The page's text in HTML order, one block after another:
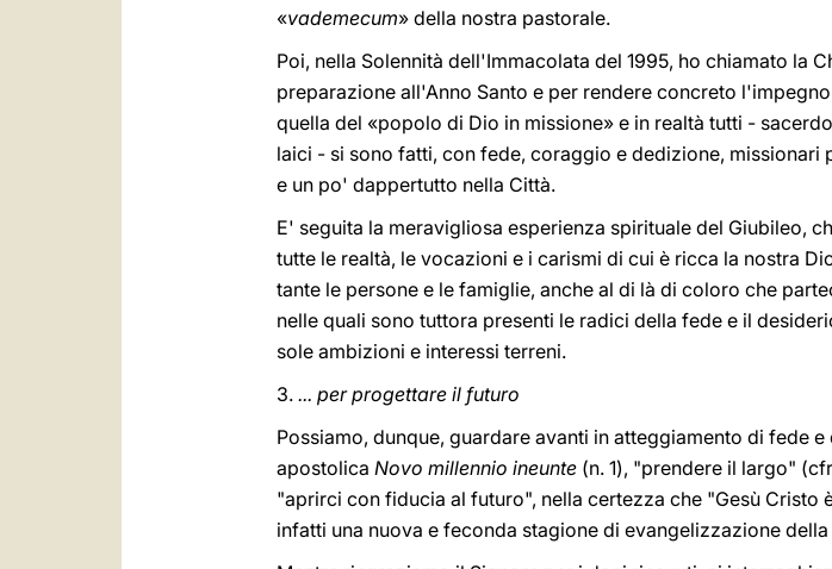
«vademecum» della nostra pastorale.
Poi, nella Solennità dell'Immacolata del 1995, ho chiamato la
preparazione all'Anno Santo e per rendere concreto
quella del «popolo di Dio in missione» e in realtà tutti -
laici - si sono fatti, con fede, coraggio e dedizione,
e un po' dappertutto nella Città.
E' seguita la meravigliosa esperienza spirituale del Giubileo,
tutte le realtà, le vocazioni e i carismi di cui è ricca la nostra
tante le persone e le famiglie, anche al di là di coloro che
nelle quali sono tuttora presenti le radici della fede e il
sole ambizioni e interessi terreni.
3. ... per progettare il futuro
Possiamo, dunque, guardare avanti in atteggiamento di fede
apostolica Novo millennio ineunte (n. 1), "prendere il largo" (cfr
"aprirci con fiducia al futuro", nella certezza che "Gesù Cristo
infatti una nuova e feconda stagione di evangelizzazione